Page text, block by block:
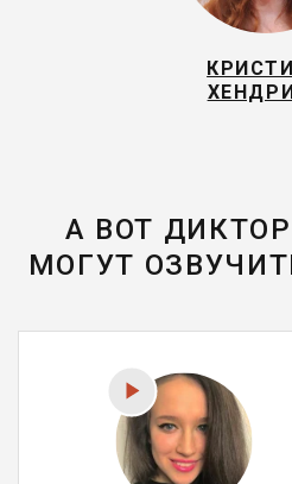
А ВОТ
МОГУТ